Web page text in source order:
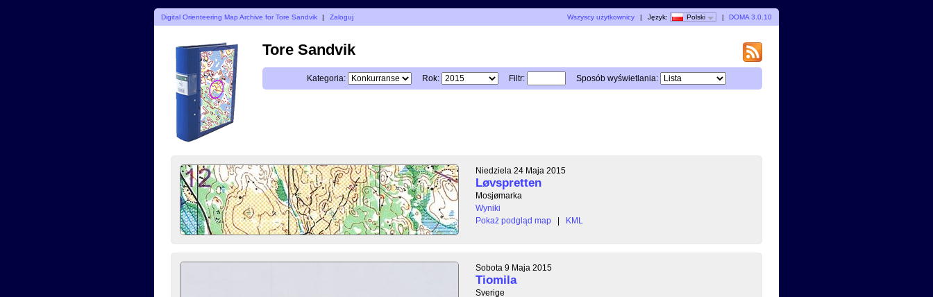
Digital Orienteering Map Archive for Tore Sandvik | Zaloguj Wszyscy użytkownicy | Język: Polski | DOMA 3.0.10
Tore Sandvik
Kategoria: Rok: Filtr: Sposób wyświetlania:
Niedziela 24 Maja 2015
Løvspretten
Mosjømarka
Wyniki
Pokaż podgląd map
| KML
Sobota 9 Maja 2015
Tiomila
Sverige